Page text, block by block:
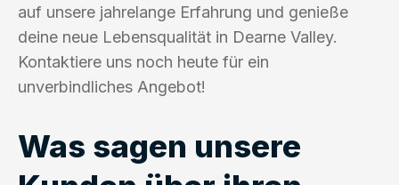
auf unsere jahrelange Erfahrung und genieße
deine neue Lebensqualität in Dearne Valley.
Kontaktiere uns noch heute für ein
unverbindliches Angebot!
Was sagen unsere